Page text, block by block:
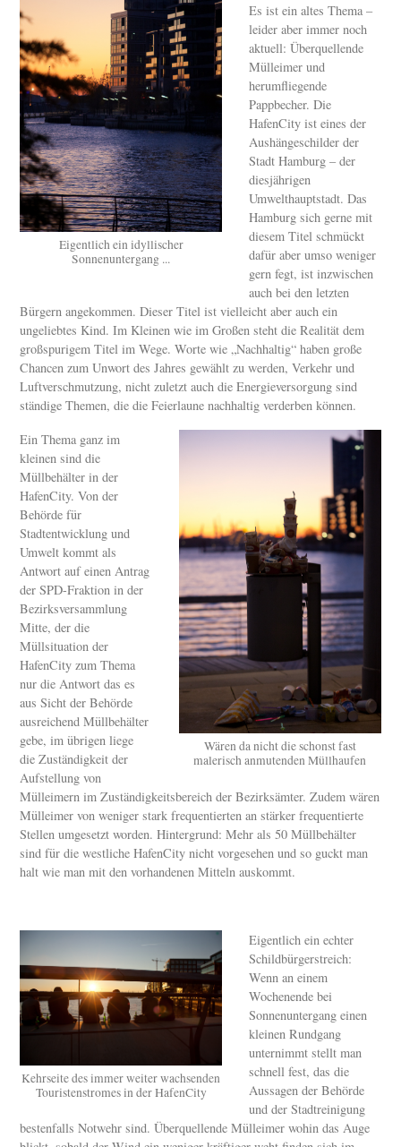
Eigentlich ein idyllischer
Sonnenuntergang ...
Es ist ein altes Thema –
leider aber immer noch
aktuell: Überquellende
Mülleimer und
herumfliegende
Pappbecher. Die
HafenCity ist eines der
Aushängeschilder der
Stadt Hamburg – der
diesjährigen
Umwelthauptstadt. Das
Hamburg sich gerne mit
diesem Titel schmückt
dafür aber umso weniger
gern fegt, ist inzwischen
auch bei den letzten
Bürgern angekommen. Dieser Titel ist vielleicht aber auch ein
ungeliebtes Kind. Im Kleinen wie im Großen steht die Realität dem
großspurigem Titel im Wege. Worte wie „Nachhaltig“ haben große
Chancen zum Unwort des Jahres gewählt zu werden, Verkehr und
Luftverschmutzung, nicht zuletzt auch die Energieversorgung sind
ständige Themen, die die Feierlaune nachhaltig verderben können.
Wären da nicht die schonst fast
malerisch anmutenden Müllhaufen
Ein Thema ganz im
kleinen sind die
Müllbehälter in der
HafenCity. Von der
Behörde für
Stadtentwicklung und
Umwelt kommt als
Antwort auf einen Antrag
der SPD-Fraktion in der
Bezirksversammlung
Mitte, der die
Müllsituation der
HafenCity zum Thema
nur die Antwort das es
aus Sicht der Behörde
ausreichend Müllbehälter
gebe, im übrigen liege
die Zuständigkeit der
Aufstellung von
Mülleimern im Zuständigkeitsbereich der Bezirksämter. Zudem wären
Mülleimer von weniger stark frequentierten an stärker frequentierte
Stellen umgesetzt worden. Hintergrund: Mehr als 50 Müllbehälter
sind für die westliche HafenCity nicht vorgesehen und so guckt man
halt wie man mit den vorhandenen Mitteln auskommt.
Kehrseite des immer weiter wachsenden
Touristenstromes in der HafenCity
Eigentlich ein echter
Schildbürgerstreich:
Wenn an einem
Wochenende bei
Sonnenuntergang einen
kleinen Rundgang
unternimmt stellt man
schnell fest, das die
Aussagen der Behörde
und der Stadtreinigung
bestenfalls Notwehr sind. Überquellende Mülleimer wohin das Auge